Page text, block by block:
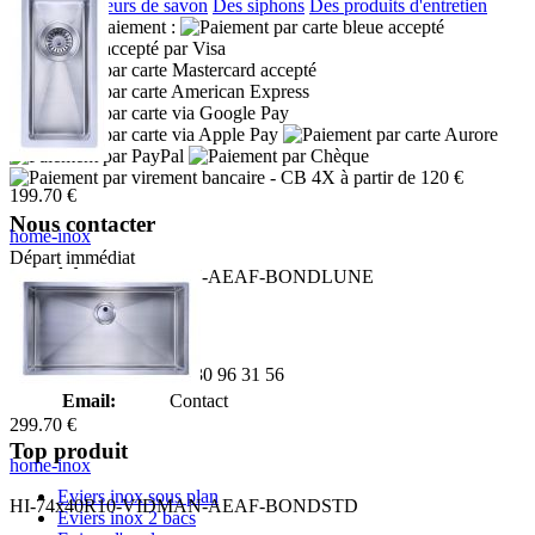
199.70 €
home-inox
HI-16x40R10-VIDMAN-AEAF-BONDLUNE
Départ immédiat
299.70 €
home-inox
HI-74x40R10-VIDMAN-AEAF-BONDSTD
Des distributeurs de savon Des siphons
Des produits d'entretien
Moyens de paiement :
- CB 4X à partir de 120 €
Nous contacter
Adresse:
Boulevard de l'Odet
Village des artisans
Téléphone:
02 30 96 31 56
Email:
Contact
Top produit
Eviers inox sous plan
Eviers inox 2 bacs